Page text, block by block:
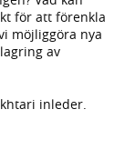
för att förenkla
möjliggöra nya
av
inleder.